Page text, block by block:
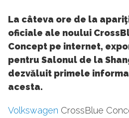
La câteva ore de la
oficiale ale noului
Concept pe internet,
pentru Salonul de la
dezvăluit primele
acesta.
Volkswagen CrossBlue